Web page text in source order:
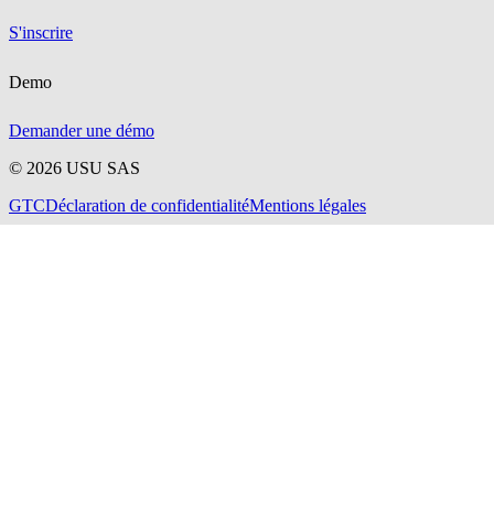
S'inscrire
Demo
Demander une démo
© 2026 USU SAS
GTCDéclaration de confidentialitéMentions légales